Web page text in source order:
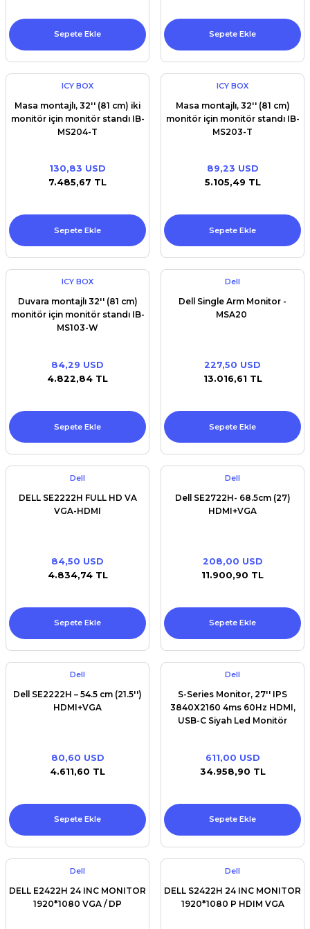
Sepete Ekle Sepete Ekle
ICY BOX
Masa montajlı, 32'' (81 cm) iki
monitör için monitör standı IB-
MS204-T
130,83 USD
7.485,67 TL
Sepete Ekle
ICY BOX
Masa montajlı, 32'' (81 cm)
monitör için monitör standı IB-
MS203-T
89,23 USD
5.105,49 TL
Sepete Ekle
ICY BOX
Duvara montajlı 32'' (81 cm)
monitör için monitör standı IB-
MS103-W
84,29 USD
4.822,84 TL
Sepete Ekle
Dell
Dell Single Arm Monitor -
MSA20
227,50 USD
13.016,61 TL
Sepete Ekle
Dell
DELL SE2222H FULL HD VA
VGA-HDMI
84,50 USD
4.834,74 TL
Sepete Ekle
Dell
Dell SE2722H- 68.5cm (27)
HDMI+VGA
208,00 USD
11.900,90 TL
Sepete Ekle
Dell
Dell SE2222H – 54.5 cm (21.5'')
HDMI+VGA
80,60 USD
4.611,60 TL
Sepete Ekle
Dell
S-Series Monitor, 27'' IPS
3840X2160 4ms 60Hz HDMI,
USB-C Siyah Led Monitör
611,00 USD
34.958,90 TL
Sepete Ekle
Dell
DELL E2422H 24 INC MONITOR
1920*1080 VGA / DP
Dell
DELL S2422H 24 INC MONITOR
1920*1080 P HDIM VGA